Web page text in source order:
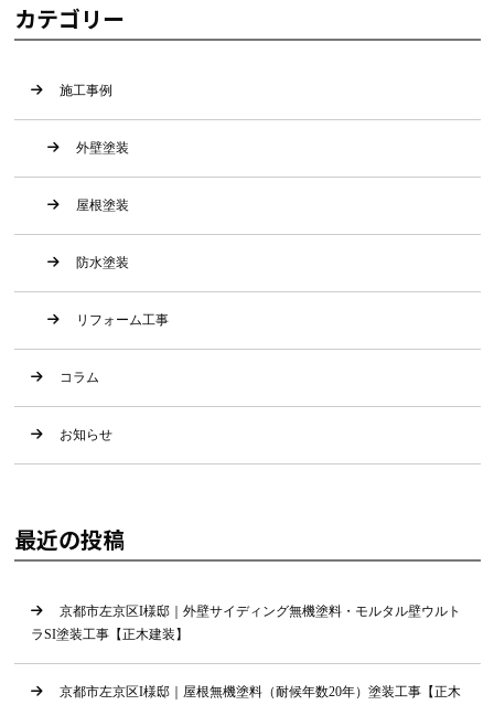
カテゴリー
施工事例
外壁塗装
屋根塗装
防水塗装
リフォーム工事
コラム
お知らせ
最近の投稿
京都市左京区I様邸｜外壁サイディング無機塗料・モルタル壁ウルト
ラSI塗装工事【正木建装】
京都市左京区I様邸｜屋根無機塗料（耐候年数20年）塗装工事【正木